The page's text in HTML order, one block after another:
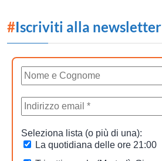
#Iscriviti alla newsletter